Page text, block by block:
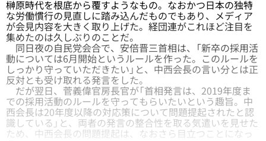
榊原時代を根底から覆すようなもの。なおかつ日本の独特
な労働慣行の見直しに踏み込んだものでもあり、メディア
が会見内容を大きく取り上げた。経団連がこれほど注目を
集めたのは久しぶりのことだ。
同日夜の自民党会合で、安倍晋三首相は、「新卒の採用活
動については6月開始というルールを作った。このルールを
しっかり守っていただきたい」と、中西会長の言い分とは正
反対とも受け取れる発言をした。
だが翌日、菅義偉官房長官が「首相発言は、2019年度ま
での採用活動のルールを守ってもらいたいという趣旨。中
西会長は20年度以降の対応策について問題提起されたと認
識している」と、両者の発言の整合性を取る気遣いを見せた
ため、中西会長の問題提起は、なおさら目立つことになっ